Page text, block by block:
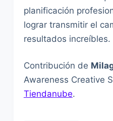
planificación
lograr transmitir el
resultados increíbles.
Contribución de
Awareness Creative
Tiendanube.